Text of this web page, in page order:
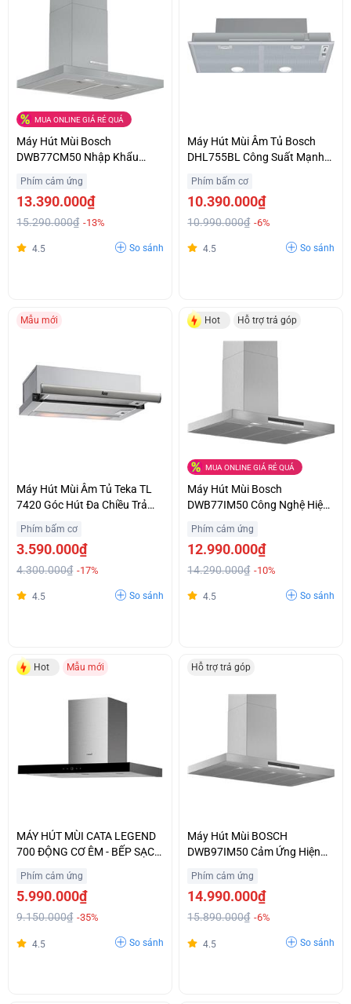
MUA ONLINE GIÁ RẺ QUÁ
Máy Hút Mùi Bosch
DWB77CM50 Nhập Khẩu
Tốt Hỗ Trợ Trả Góp
Phím cảm ứng
13.390.000₫
15.290.000₫ -13%
4.5 So sánh
Máy Hút Mùi Âm Tủ Bosch
DHL755BL Công Suất Mạnh
Phím bấm cơ
10.390.000₫
10.990.000₫ -6%
4.5 So sánh
Mẫu mới
Máy Hút Mùi Âm Tủ Teka TL
7420 Góc Hút Đa Chiều Trả
Phím bấm cơ
3.590.000₫
4.300.000₫ -17%
4.5 So sánh
Hot Hỗ trợ trả góp
MUA ONLINE GIÁ RẺ QUÁ
Máy Hút Mùi Bosch
DWB77IM50 Công Nghệ Hiện
Phím cảm ứng
12.990.000₫
14.290.000₫ -10%
4.5 So sánh
Hot Mẫu mới
MÁY HÚT MÙI CATA LEGEND
700 ĐỘNG CƠ ÊM - BẾP SẠCH
Phím cảm ứng
5.990.000₫
9.150.000₫ -35%
4.5 So sánh
Hỗ trợ trả góp
Máy Hút Mùi BOSCH
DWB97IM50 Cảm Ứng Hiện
Phím cảm ứng
14.990.000₫
15.890.000₫ -6%
4.5 So sánh